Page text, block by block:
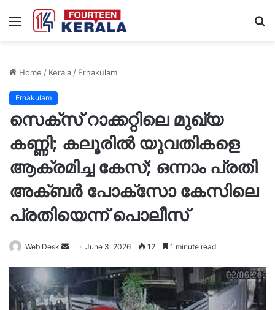
Menu
Home / Kerala/ Ernakulam
Ernakulam
സെക്‌സ് റാക്കറ്റിലെ മുഖ്യ
കണ്ണി; കലൂരിൽ യുവതികളെ
ആക്രമിച്ച കേസ്; ഒന്നാം പ്രതി
അക്ബർ പോക്‌സോ കേസിലെ
പ്രതിയെന്ന് പൊലീസ്
Web Desk
SendJune 3, 2026 12 1 minute read